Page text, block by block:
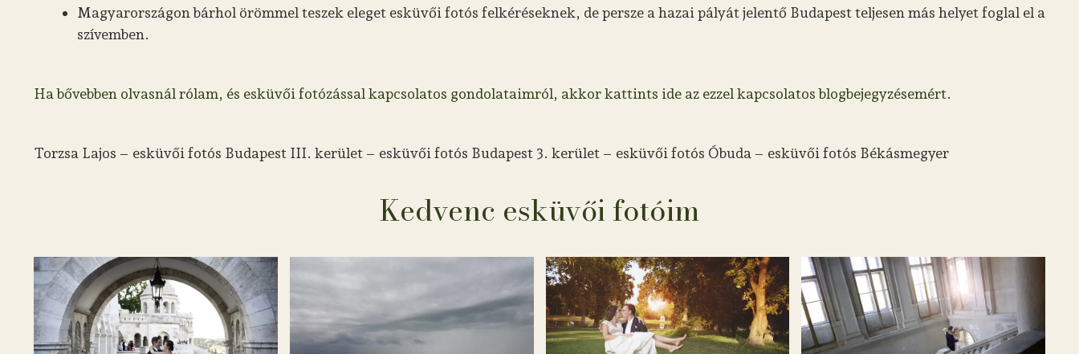
Magyarországon bárhol örömmel teszek eleget esküvői fotós felkéréseknek, de persze a hazai pályát jelentő Budapest teljesen más helyet foglal el a
szívemben.
Ha bővebben olvasnál rólam, és esküvői fotózással kapcsolatos gondolataimról, akkor kattints ide az ezzel kapcsolatos blogbejegyzésemért.
Torzsa Lajos – esküvői fotós Budapest III. kerület – esküvői fotós Budapest 3. kerület – esküvői fotós Óbuda – esküvői fotós Békásmegyer
Kedvenc esküvői fotóim